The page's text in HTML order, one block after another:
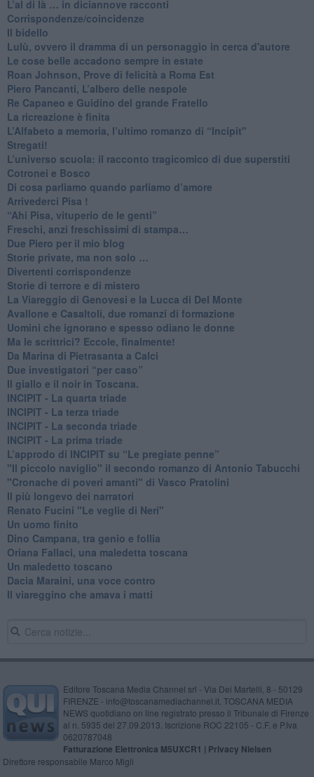
​L’al di là … in diciannove racconti
Corrispondenze/coincidenze
Il bidello
Lulù, ovvero il dramma di un personaggio in cerca d'autore
Le cose belle accadono sempre in estate
Roan Johnson, Prove di felicità a Roma Est
Piero Pancanti, L’albero delle nespole
Re Capaneo e Guidino del grande Fratello
La ricreazione è finita
​L’Alfabeto a memoria, l’ultimo romanzo di “Incipit"
​Stregati!
L’universo scuola: il racconto tragicomico di due superstiti
Cotronei e Bosco
Di cosa parliamo quando parliamo d’amore
Arrivederci Pisa !
​“Ahi Pisa, vituperio de le genti”
Freschi, anzi freschissimi di stampa…
​Due Piero per il mio blog
​Storie private, ma non solo …
Divertenti corrispondenze
Storie di terrore e di mistero
La Viareggio di Genovesi e la Lucca di Del Monte
Avallone e Casaltoli, due romanzi di formazione
​Uomini che ignorano e spesso odiano le donne
Ma le scrittrici? Eccole, finalmente!
Da Marina di Pietrasanta a Calci
​Due investigatori “per caso”
​Il giallo e il noir in Toscana.
INCIPIT - La quarta triade
INCIPIT - La terza triade
INCIPIT - La seconda triade
INCIPIT - La prima triade
L’approdo di INCIPIT su “Le pregiate penne”
​"Il piccolo naviglio" il secondo romanzo di Antonio Tabucchi
​"Cronache di poveri amanti" di Vasco Pratolini
​Il più longevo dei narratori
Renato Fucini "Le veglie di Neri"
Un uomo finito
​Dino Campana, tra genio e follia
​Oriana Fallaci, una maledetta toscana
​Un maledetto toscano
​Dacia Maraini, una voce contro
​Il viareggino che amava i matti
Editore Toscana Media Channel srl - Via Dei Martelli, 8 - 50129
FIRENZE - info@toscanamediachannel.it. TOSCANA MEDIA
NEWS quotidiano on line registrato presso il Tribunale di Firenze
al n. 5935 del 27.09.2013. Iscrizione ROC 22105 - C.F. e P.Iva
0620787048
Fatturazione Elettronica M5UXCR1 | Privacy Nielsen
Direttore responsabile Marco Migli